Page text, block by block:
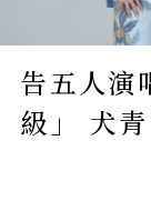
告五人演
級」 犬